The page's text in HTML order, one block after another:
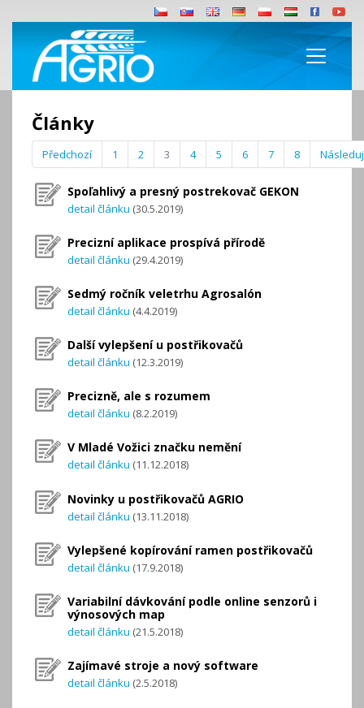
Články
Předchozí 1 2 3 4 5 6 7 8
Spoľahlivý a presný postrekovač GEKON
detail článku (30.5.2019)
Precizní aplikace prospívá přírodě
detail článku (29.4.2019)
Sedmý ročník veletrhu Agrosalón
detail článku (4.4.2019)
Další vylepšení u postřikovačů
detail článku (12.3.2019)
Precizně, ale s rozumem
detail článku (8.2.2019)
V Mladé Vožici značku nemění
detail článku (11.12.2018)
Novinky u postřikovačů AGRIO
detail článku (13.11.2018)
Vylepšené kopírování ramen postřikovačů
detail článku (17.9.2018)
Variabilní dávkování podle online senzorů i
výnosových map
detail článku (21.5.2018)
Zajímavé stroje a nový software
detail článku (2.5.2018)